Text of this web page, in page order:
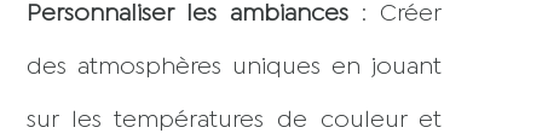
Personnaliser les ambiances : Créer
des atmosphères uniques en jouant
sur les températures de couleur et